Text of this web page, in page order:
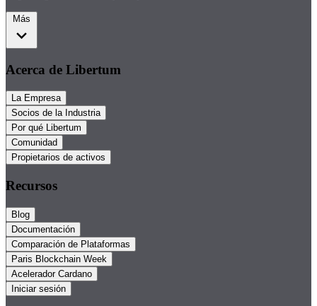
Más
Acerca de Libertum
La Empresa
Socios de la Industria
Por qué Libertum
Comunidad
Propietarios de activos
Recursos
Blog
Documentación
Comparación de Plataformas
Paris Blockchain Week
Acelerador Cardano
Iniciar sesión